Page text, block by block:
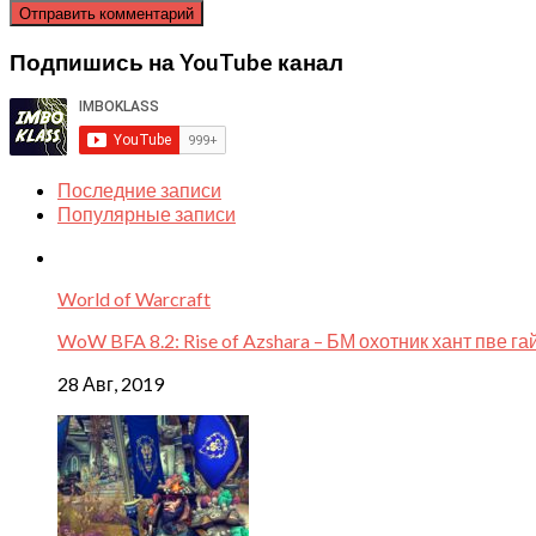
Подпишись на YouTube канал
Последние записи
Популярные записи
World of Warcraft
WoW BFA 8.2: Rise of Azshara – БМ охотник хант пве
28 Авг, 2019